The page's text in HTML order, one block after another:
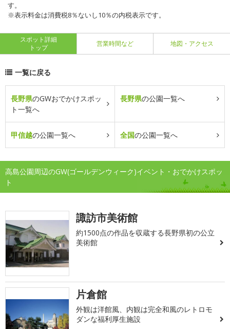
す。
※表示料金は消費税8％ないし10％の内税表示です。
スポット詳細
トップ
営業時間など 地図・アクセス
一覧に戻る
長野県のGWおでかけスポッ
ト一覧へ
長野県の公園一覧へ
甲信越の公園一覧へ 全国の公園一覧へ
高島公園周辺のGW(ゴールデンウィーク)イベント・おでかけスポッ
ト
諏訪市美術館
約1500点の作品を収蔵する長野県初の公立
美術館
片倉館
外観は洋館風、内観は完全和風のレトロモ
ダンな福利厚生施設